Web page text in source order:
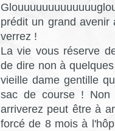
prédit un grand
verrez !
La vie vous réserve
de dire non à
vieille dame gentille
sac de course ! Non
arriverez peut être à
forcé de 8 mois à